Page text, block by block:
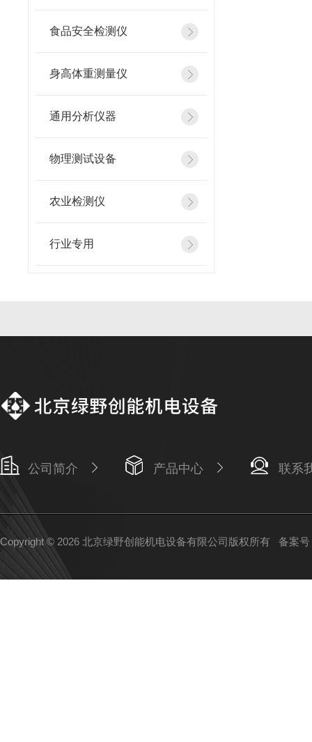
食品安全检测仪
身高体重测量仪
通用分析仪器
物理测试设备
农业检测仪
行业专用
公司简介 产品中心 联系
Copyright © 2026 北京绿野创能机电设备有限公司版权所有 备案